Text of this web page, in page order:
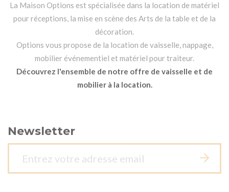
La Maison Options est spécialisée dans la location de matériel
pour réceptions, la mise en scène des Arts de la table et de la
décoration.
Options vous propose de la location de vaisselle, nappage,
mobilier événementiel et matériel pour traiteur.
Découvrez l'ensemble de notre offre de vaisselle et de
mobilier à la location.
Newsletter